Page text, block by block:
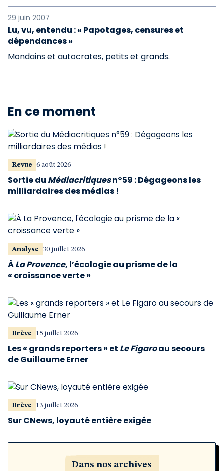
29 juin 2007
Lu, vu, entendu : « Papotages, censures et
dépendances »
Mondains et autocrates, petits et grands.
En ce moment
Revue 6 août 2026
Sortie du Médiacritiquesn°59 : Dégageons les
milliardaires des médias !
Analyse 30 juillet 2026
ÀLa Provence, l’écologie au prisme de la
« croissance verte »
Brève 15 juillet 2026
Les « grands reporters » et Le Figaroau secours
de Guillaume Erner
Brève 13 juillet 2026
Sur CNews, loyauté entière exigée
Dans nos archives